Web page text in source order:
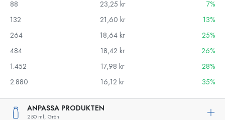
88
23,25 kr
7%
132
21,60 kr
13%
264
18,64 kr
25%
484
18,42 kr
26%
1.452
17,98 kr
28%
2.880
16,12 kr 35%
ANPASSA PRODUKTEN
250 ml, Grön